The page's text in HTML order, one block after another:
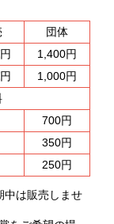
団体
1,400円
1,000円
700円
350円
250円
中は販売しませ